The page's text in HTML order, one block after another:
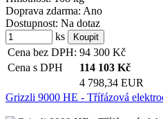
Doprava zdarma: Ano
Dostupnost: Na dotaz
ks
Cena bez DPH: 94 300 Kč
Cena s DPH
114 103 Kč
4 798,34 EUR
Grizzli 9000 HE - Třífázová